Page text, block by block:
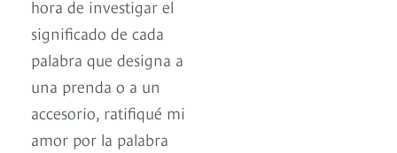
hora de investigar el
significado de cada
palabra que designa a
una prenda o a un
accesorio, ratifiqué mi
amor por la palabra